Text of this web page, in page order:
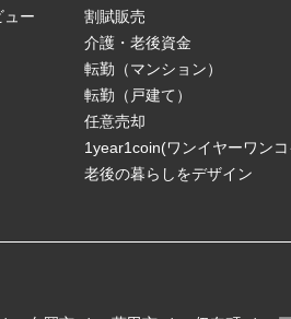
ュー
割賦販売
介護・老後資金
転勤（マンション）
転勤（戸建て）
任意売却
1year1coin(ワンイヤーワン
老後の暮らしをデザイン